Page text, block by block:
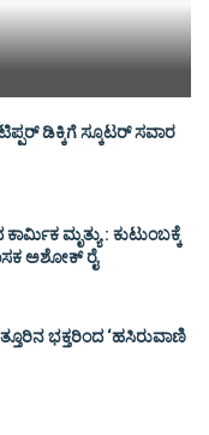
ಡಿಕ್ಕಿಗೆ ಸ್ಕೂಟರ್ ಸವಾರ
ಮೃತ್ಯು : ಕುಟುಂಬಕ್ಕೆ
ಅಶೋಕ್ ರೈ
ಭಕ್ತರಿಂದ ‘ಹಸಿರುವಾಣಿ